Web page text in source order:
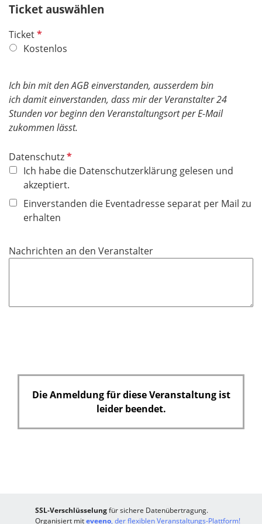
l
Ticket auswählen
TicketP
f
c
h
t
f
l
d
Kostenlos
Ich bin mit den AGB einverstanden, ausserdem bin
ich damit einverstanden, dass mir der Veranstalter 24
Stunden vor beginn den Veranstaltungsort per E-Mail
zukommen lässt.
DatenschutzP
f
l
f
Ich habe die Datenschutzerklärung gelesen und
akzeptiert.
Einverstanden die Eventadresse separat per Mail zu
erhalten
Nachrichten an den Veranstalter
Die Anmeldung für diese Veranstaltung ist
leider beendet.
SSL-Verschlüsselungfür sichere Datenübertragung.
Organisiert miteveeno, der flexiblen Veranstaltungs-Plattform!